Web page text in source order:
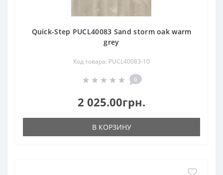
Quick-Step PUCL40083 Sand storm oak warm
grey
Код товара: PUCL40083-10
0
2 025.00грн.
В КОРЗИНУ